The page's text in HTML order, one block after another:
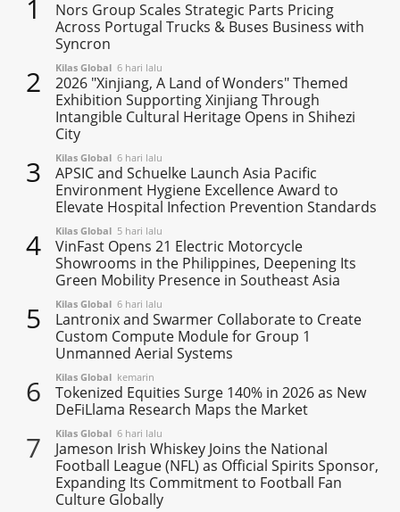
1
Nors Group Scales Strategic Parts Pricing
Across Portugal Trucks & Buses Business with
Syncron
2 Kilas Global 6 hari lalu
2026 "Xinjiang, A Land of Wonders" Themed
Exhibition Supporting Xinjiang Through
Intangible Cultural Heritage Opens in Shihezi
City
3 Kilas Global 6 hari lalu
APSIC and Schuelke Launch Asia Pacific
Environment Hygiene Excellence Award to
Elevate Hospital Infection Prevention Standards
4 Kilas Global 5 hari lalu
VinFast Opens 21 Electric Motorcycle
Showrooms in the Philippines, Deepening Its
Green Mobility Presence in Southeast Asia
5 Kilas Global 6 hari lalu
Lantronix and Swarmer Collaborate to Create
Custom Compute Module for Group 1
Unmanned Aerial Systems
6 Kilas Global kemarin
Tokenized Equities Surge 140% in 2026 as New
DeFiLlama Research Maps the Market
7 Kilas Global 6 hari lalu
Jameson Irish Whiskey Joins the National
Football League (NFL) as Official Spirits Sponsor,
Expanding Its Commitment to Football Fan
Culture Globally